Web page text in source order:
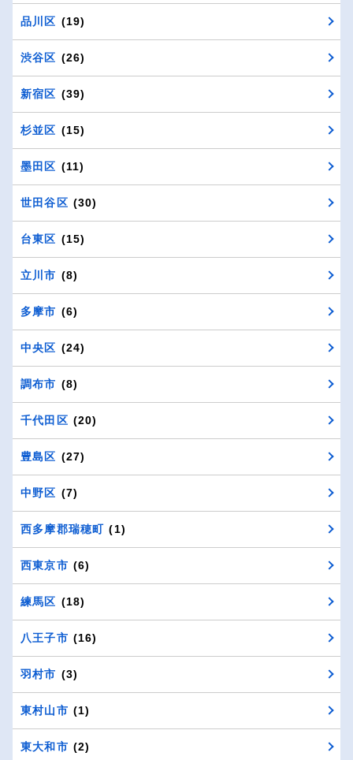
品川区 (19)
渋谷区 (26)
新宿区 (39)
杉並区 (15)
墨田区 (11)
世田谷区 (30)
台東区 (15)
立川市 (8)
多摩市 (6)
中央区 (24)
調布市 (8)
千代田区 (20)
豊島区 (27)
中野区 (7)
西多摩郡瑞穂町 (1)
西東京市 (6)
練馬区 (18)
八王子市 (16)
羽村市 (3)
東村山市 (1)
東大和市 (2)